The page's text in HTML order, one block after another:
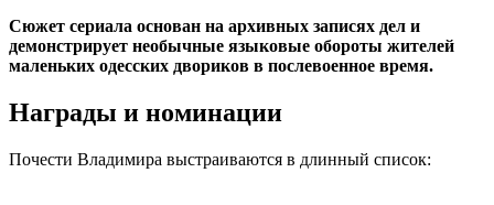
Сюжет сериала основан на архивных записях дел и
демонстрирует необычные языковые обороты жителей
маленьких одесских двориков в послевоенное время.
Награды и номинации
Почести Владимира выстраиваются в длинный список: